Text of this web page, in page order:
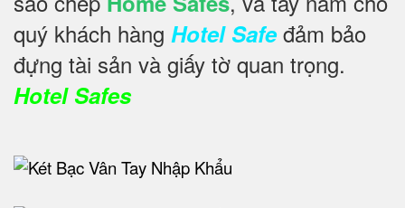
quý khách hàng Hotel Safeđảm bảo
đựng tài sản và giấy tờ quan trọng.
Hotel Safes